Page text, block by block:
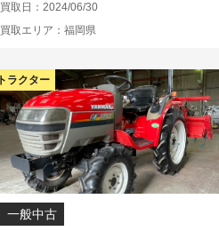
買取日：2024/06/30
買取エリア：福岡県
トラクター
一般中古